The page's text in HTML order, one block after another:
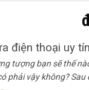
điện thoại uy
tượng bạn sẽ thế
phải vậy không?